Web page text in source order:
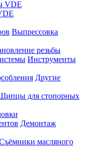
Выпрессовка
резьбы
Инструменты
Другие
для стопорных
Демонтаж
масляного